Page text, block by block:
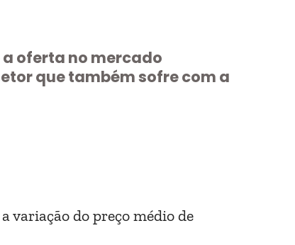
oferta no mercado
que também sofre com a
variação do preço médio de